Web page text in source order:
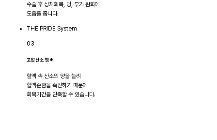
수술 후 상처회복, 멍, 부기 완화에
도움을 줍니다.
THE PRIDE System
03
고압산소 챔버
혈액 속 산소의 양을 늘려
혈액순환을 촉진하기 때문에
회복기간을 단축할 수 있습니다.